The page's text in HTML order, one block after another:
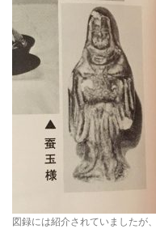
図録には紹介されていましたが